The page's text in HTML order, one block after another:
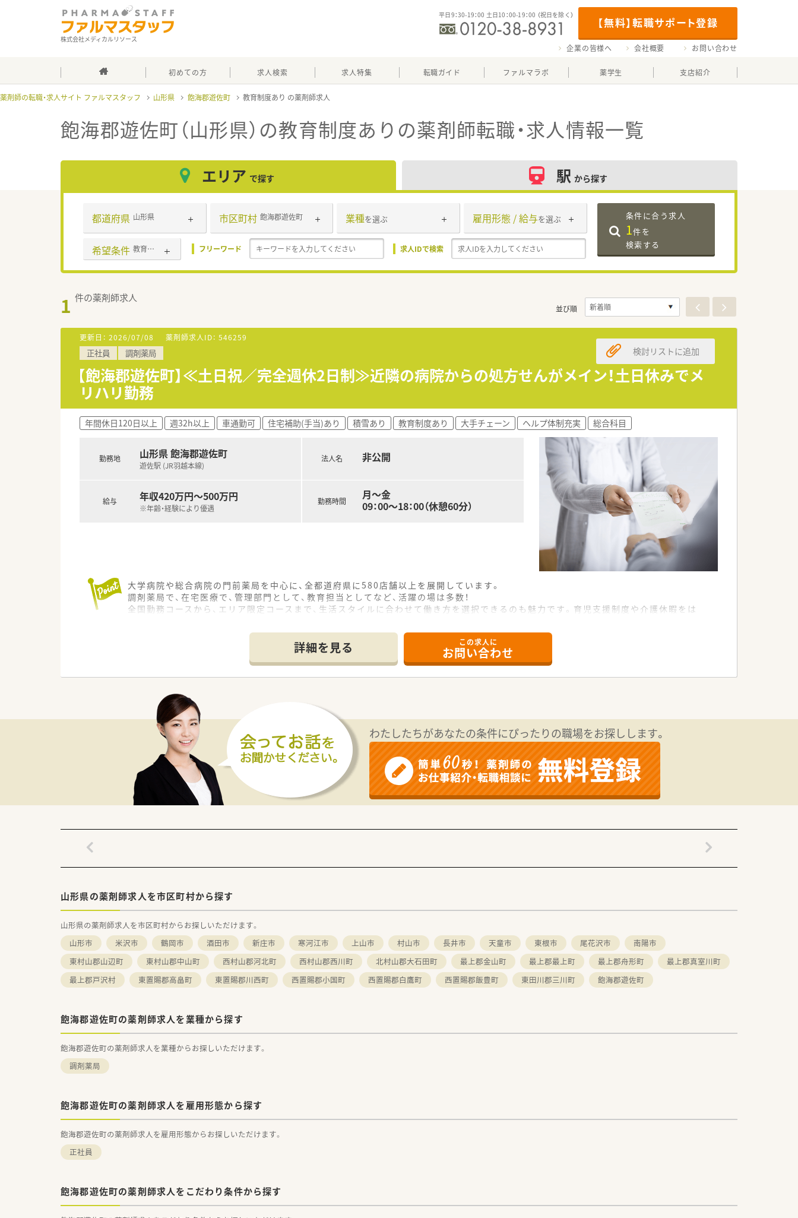
株式会社メディカルリソース
【無料】転職サポート登録
平日9：30-19：00 土日10：00-19：00 （祝日を除く）
企業の皆様へ 会社概要 お問い合わせ
初めての方 求人検索 求人特集 転職ガイド ファルマラボ 薬学生 支店紹介
薬剤師の転職・求人サイト ファルマスタッフ 山形県 飽海郡遊佐町 教育制度あり
飽海郡遊佐町（山形県）の教育制度あり の薬剤師転職・求人情報一覧
エリア で探す 駅 から探す
都道府県 山形県 市区町村 飽海郡遊佐町 業種を選ぶ 雇用形態 / 給与を選ぶ
希望条件 教育制度あり フリーワード 求人IDで検索
条件に合う求人
1件を
検索する
1 件の薬剤師求人
並び順
更新日： 2026/07/08 薬剤師求人ID： 546259
正社員 調剤薬局
【飽海郡遊佐町】≪土日祝／完全週休2日制≫近隣の病院からの処方せんがメイン！土日休みでメ
リハリ勤務
検討リストに追加
年間休日120日以上 週32h以上 車通勤可 住宅補助(手当)あり 積雪あり 教育制度あり 大手チェーン ヘルプ体制充実 総合科目
勤務地 山形県 飽海郡遊佐町
遊佐駅 (JR羽越本線)
給与 年収420万円～500万円
※年齢・経験により優遇
法人名 非公開
勤務時間
月～金
09：00～18：00（休憩60分）
大学病院や総合病院の門前薬局を中心に、全都道府県に580店舗以上を展開しています。
調剤薬局で、在宅医療で、管理部門として、教育担当としてなど、活躍の場は多数！
全国勤務コースから、エリア限定コースまで、生活スタイルに合わせて働き方を選択できるのも魅力です。育児支援制度や介護休暇をは
詳細を見る この求人に
お問い合わせ
わたしたちがあなたの条件にぴったりの職場をお探しします。
山形県の薬剤師求人を市区町村から探す
山形県の薬剤師求人を市区町村からお探しいただけます。
山形市
米沢市 鶴岡市 酒田市 新庄市 寒河江市 上山市 村山市 長井市 天童市 東根市 尾花沢市
南陽市
東村山郡山辺町
東村山郡中山町 西村山郡河北町 西村山郡西川町 北村山郡大石田町 最上郡金山町 最上郡最上町 最上郡舟形町
最上郡真室川町
最上郡戸沢村
東置賜郡高畠町 東置賜郡川西町 西置賜郡小国町 西置賜郡白鷹町 西置賜郡飯豊町 東田川郡三川町 飽海郡遊佐町
飽海郡遊佐町の薬剤師求人を業種から探す
飽海郡遊佐町の薬剤師求人を業種からお探しいただけます。
調剤薬局
飽海郡遊佐町の薬剤師求人を雇用形態から探す
飽海郡遊佐町の薬剤師求人を雇用形態からお探しいただけます。
正社員
飽海郡遊佐町の薬剤師求人をこだわり条件から探す